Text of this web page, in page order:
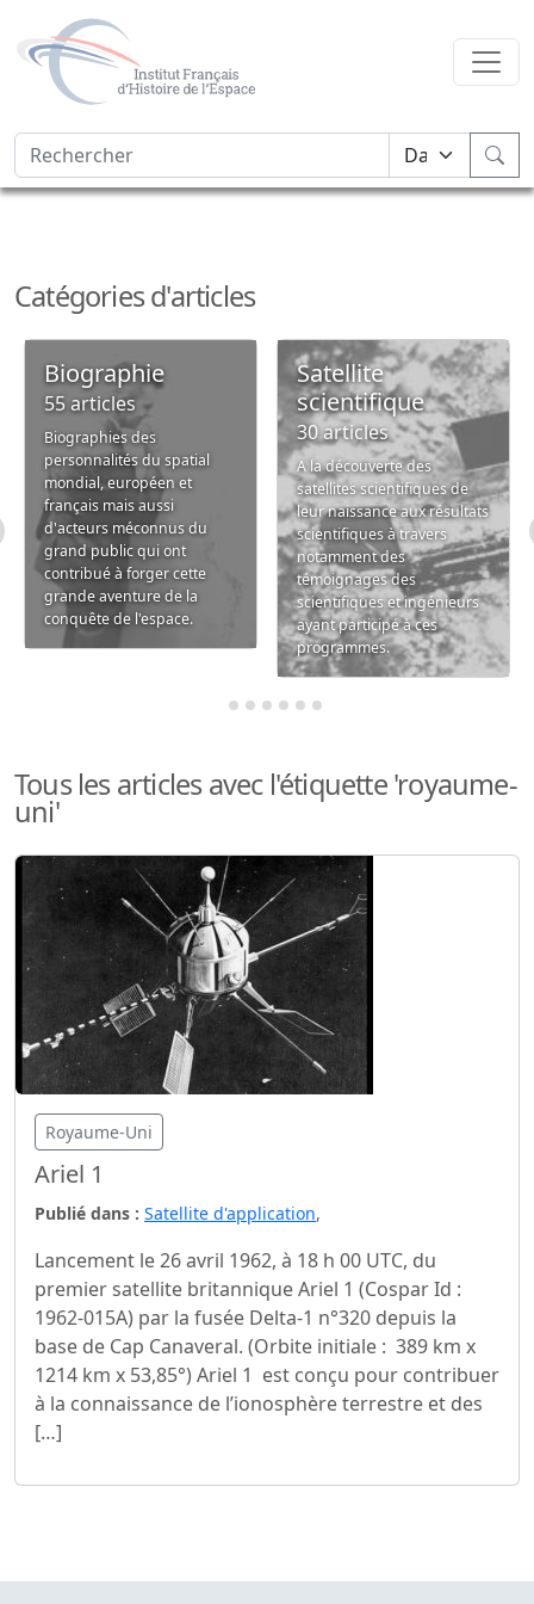
Catégories d'articles
Biographie
55 articles
Biographies des
personnalités du spatial
mondial, européen et
français mais aussi
d'acteurs méconnus du
grand public qui ont
contribué à forger cette
grande aventure de la
conquête de l'espace.
Satellite
scientifique
30 articles
A la découverte des
satellites scientifiques de
leur naissance aux résultats
scientifiques à travers
notamment des
témoignages des
scientifiques et ingénieurs
ayant participé à ces
programmes.
Tous les articles avec l'étiquette 'royaume-
uni'
Royaume-Uni
Ariel 1
Publié dans : Satellite d'application,
Lancement le 26 avril 1962, à 18 h 00 UTC, du
premier satellite britannique Ariel 1 (Cospar Id :
1962-015A) par la fusée Delta-1 n°320 depuis la
base de Cap Canaveral. (Orbite initiale : 389 km x
1214 km x 53,85°) Ariel 1 est conçu pour contribuer
à la connaissance de l’ionosphère terrestre et des
[…]